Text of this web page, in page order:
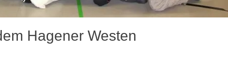
Hagener Westen